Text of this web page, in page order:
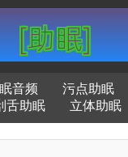
音频 污点助眠
舌助眠 立体助眠